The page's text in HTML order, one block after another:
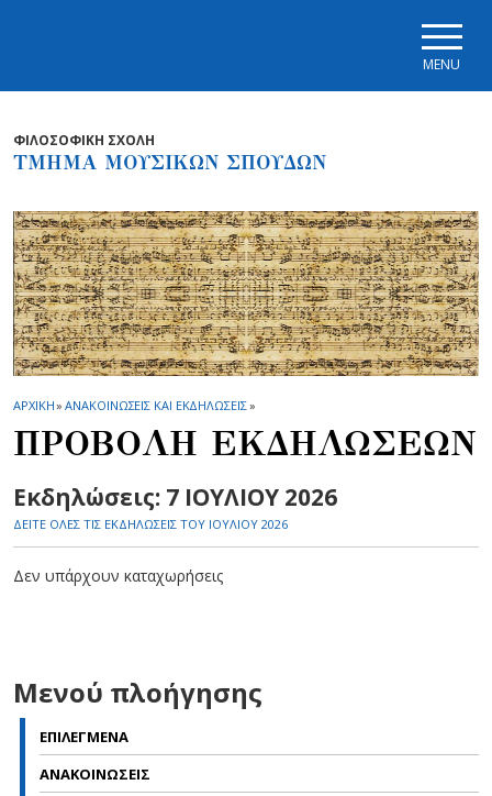
MENU
ΦΙΛΟΣΟΦΙΚΗ ΣΧΟΛΗ
ΤΜΗΜΑ ΜΟΥΣΙΚΩΝ ΣΠΟΥΔΩΝ
ΑΡΧΙΚΗ» ΑΝΑΚΟΙΝΩΣΕΙΣ ΚΑΙ ΕΚΔΗΛΩΣΕΙΣ»
ΠΡΟΒΟΛΗ ΕΚΔΗΛΩΣΕΩΝ
Εκδηλώσεις: 7 ΙΟΥΛΙΟΥ 2026
ΔΕΙΤΕ ΟΛΕΣ ΤΙΣ ΕΚΔΗΛΩΣΕΙΣ ΤΟΥ ΙΟΥΛΙΟΥ 2026
Δεν υπάρχουν καταχωρήσεις
Μενού πλοήγησης
ΕΠΙΛΕΓΜΕΝΑ
ΑΝΑΚΟΙΝΩΣΕΙΣ